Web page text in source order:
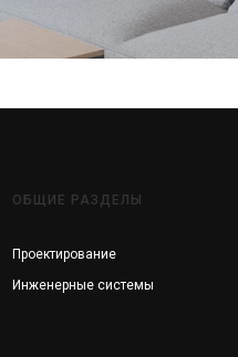
ОБЩИЕ РАЗДЕЛЫ
Проектирование
Инженерные системы